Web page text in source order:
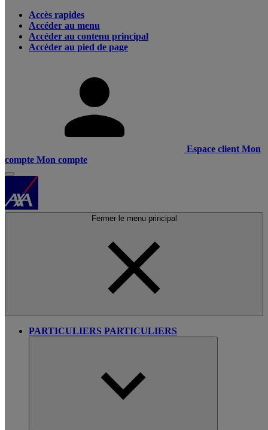
Accès rapides
Accéder au menu
Accéder au contenu principal
Accéder au pied de page
Espace client Mon
compte Mon compte
Fermer le menu principal
PARTICULIERS PARTICULIERS